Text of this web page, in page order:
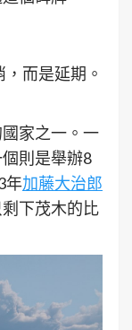
而是延期。
家之一。一
則是舉辦8
年加藤大治郎
下茂木的比